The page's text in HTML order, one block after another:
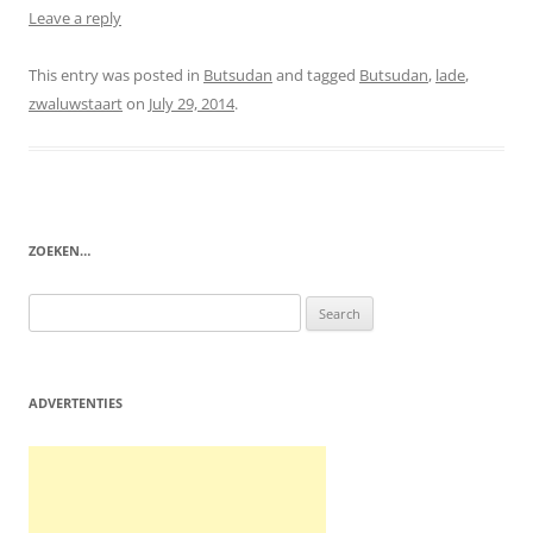
Leave a reply
This entry was posted in Butsudan and tagged Butsudan, lade,
zwaluwstaarton July 29, 2014.
ZOEKEN…
for:
ADVERTENTIES